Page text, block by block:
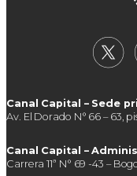
Canal Capital – Sede
Av. El Dorado N° 66 – 63,
Canal Capital –
Carrera 11ª N° 69 -43 –